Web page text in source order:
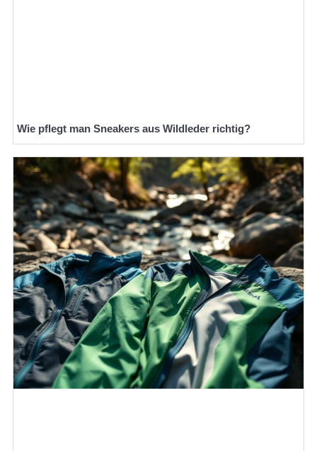
Wie pflegt man Sneakers aus Wildleder richtig?